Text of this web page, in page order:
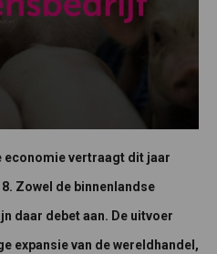
economie vertraagt dit jaar
Zowel de binnenlandse
daar debet aan. De uitvoer
expansie van de wereldhandel,